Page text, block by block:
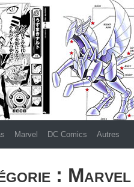
Marvel DC Comics Autres
: Marvel